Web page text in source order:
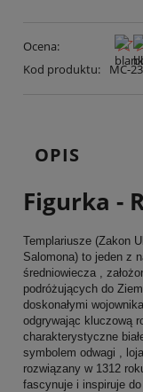
Ocena:
Kod produktu:
MC-
OPIS
Figurka -
Templariusze (Zakon
Salomona) to jeden z
średniowiecza ,
podróżujących do
doskonałymi
odgrywając kluczową
charakterystyczne
symbolem odwagi ,
rozwiązany w 1312
fascynuje i inspiruje